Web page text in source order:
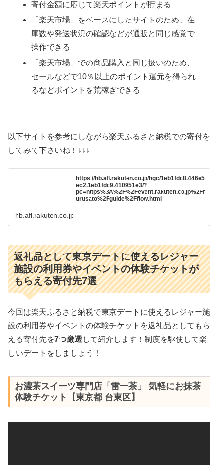
寄付金額に応じて楽天ポイントが貯まる
「楽天市場」をベースにしたサイトのため、在
庫数や発送状況の確認などが通販と同じ感覚で
操作できる
「楽天市場」での商品購入と同じ扱いのため、
セールなどで10％以上のポイント還元を得られ
るなどポイントを荒稼ぎできる
以下サイトを参考にしながら楽天ふるさと納税での寄付を
してみて下さいね！↓↓↓
https://hb.afl.rakuten.co.jp/hgc/1eb1fdc8.446e5
ec2.1eb1fdc9.410951e3/?
pc=https%3A%2F%2Fevent.rakuten.co.jp%2Ff
urusato%2Fguide%2Fflow.html
hb.afl.rakuten.co.jp
返礼品として東京デートに使えるレジャー
施設の利用券やイベントの体験チケットが
もらえる寄付先7選
今回は楽天ふるさと納税で東京デートに使えるレジャー施
設の利用券やイベントの体験チケットを返礼品としてもら
える寄付先を7つ厳選 して紹介します！制度を駆使して楽
しいデートをしましょう！
お濃茶スイーツ専門店「雷一茶」 気軽にお抹茶
体験チケット【東京都 台東区】